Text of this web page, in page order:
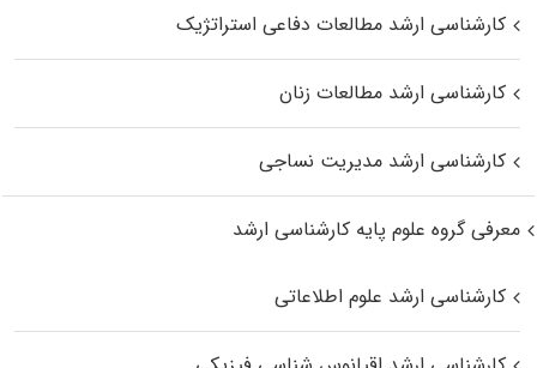
کارشناسی ارشد مطالعات دفاعی استراتژیک
کارشناسی ارشد مطالعات زنان
کارشناسی ارشد مدیریت نساجی
معرفی گروه علوم پایه کارشناسی ارشد
کارشناسی ارشد علوم اطلاعاتی